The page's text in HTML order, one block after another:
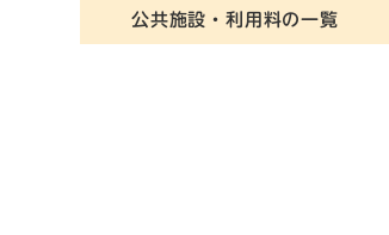
公共施設・利用料の一覧